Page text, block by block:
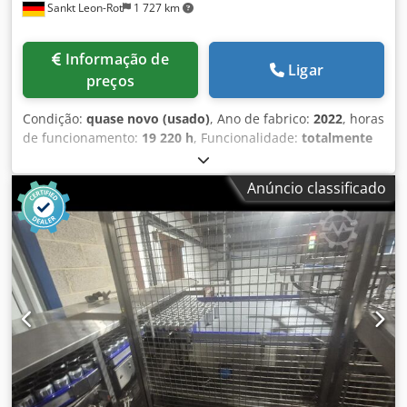
Sankt Leon-Rot 1 727 km
preços
Ligar
Condição: quase novo (usado), Ano de fabrico: 2022, horas
de funcionamento: 19 220 h, Funcionalidade: totalmente
, Ao solicitar informações sobre este anúncio,
receberá a extensa coleção de fotografias do equipamento.
Mediante pedido, também poderá receber gravações de
vídeo da máquina em pleno funcionamento. Fabricante:
HELLER Modelo: CP 6000 Ano de fabricação: 2022 Tipo de
máquina: Centro de fresagem-torneamento horizontal de 5
eixos Controlo: Siemens SINUMERIK 840D sl Suporte de
ferramenta: HSK-T 100 Dados técnicos: Curso do eixo X:
1.000 mm Curso do eixo Y: 1.000 mm Curso do eixo Z: 1.300
mm Dimensão da palete: 630 x 630 mm Carga máxima da
palete: aprox. 1.400 kg Diâmetro máximo da peça: 1.000
mm Diâmetro máximo da peça com curso Z limitado: 1.580
mm Altura máxima da peça: 1.200 mm Número de eixos: 5
Anúncio classificado